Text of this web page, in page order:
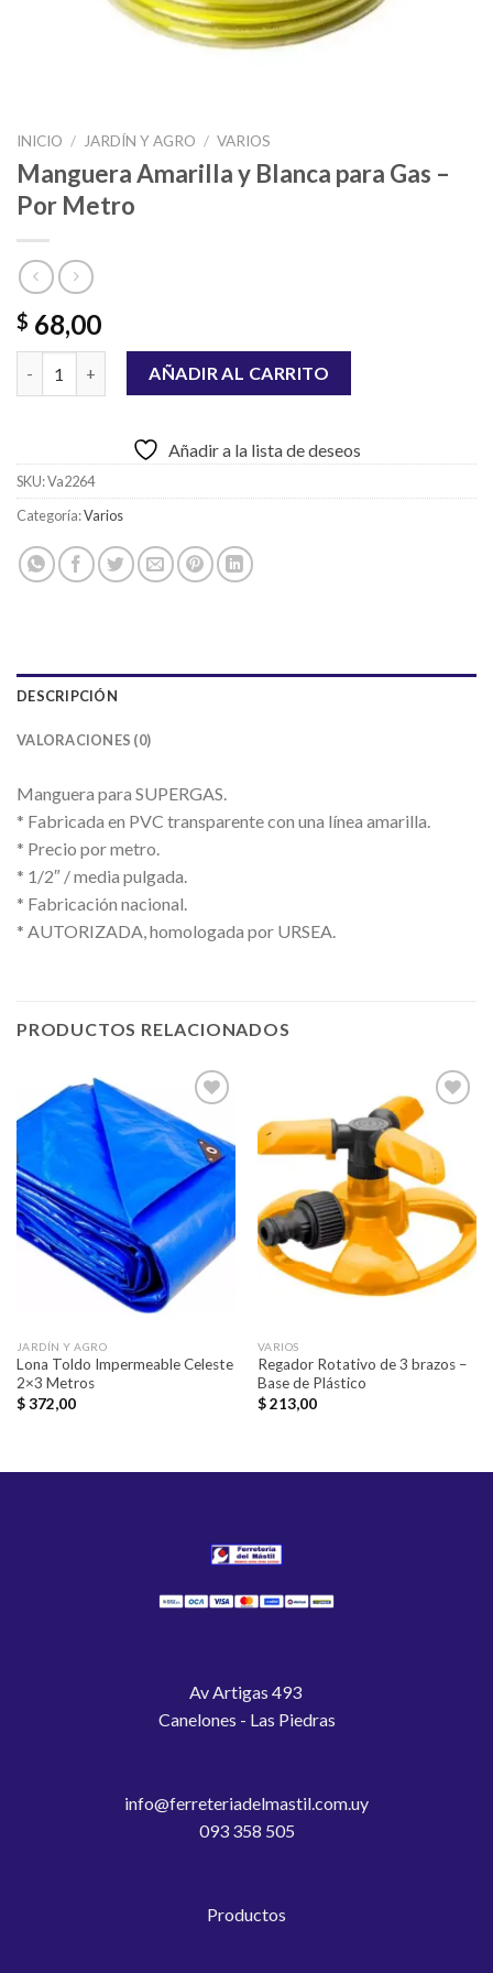
INICIO / JARDÍN Y AGRO / VARIOS
Manguera Amarilla y Blanca para Gas –
Por Metro
$ 68,00
Manguera Amarilla y Blanca para Gas - Por Metro cantidad
AÑADIR AL CARRITO
Añadir a la lista de deseos
SKU:Va2264
Categoría:Varios
DESCRIPCIÓN
VALORACIONES (0)
Manguera para SUPERGAS.
* Fabricada en PVC transparente con una línea amarilla.
* Precio por metro.
* 1/2″ / media pulgada.
* Fabricación nacional.
* AUTORIZADA, homologada por URSEA.
PRODUCTOS RELACIONADOS
Añadir
a la
lista de
deseos
JARDÍN Y AGRO
Lona Toldo Impermeable Celeste
2×3 Metros
$372,00
Añadir
a la
lista de
deseos
VARIOS
Regador Rotativo de 3 brazos –
Base de Plástico
$213,00
Av Artigas 493
Canelones - Las Piedras
info@ferreteriadelmastil.com.uy
093 358 505
Productos